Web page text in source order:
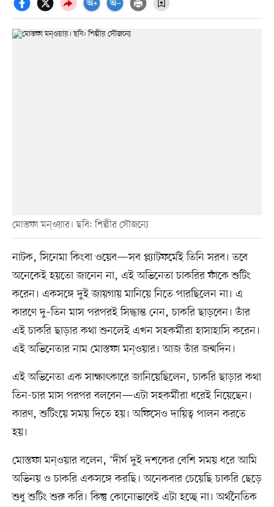
মোস্তফা মন্ওয়ার। ছবি: শিল্পীর সৌজন্যে
নাটক, সিনেমা কিংবা ওয়েব—সব প্ল্যাটফর্মেই তিনি সরব। তবে
অনেকেই হয়তো জানেন না, এই অভিনেতা চাকরির ফাঁকে শুটিং
করেন। একসঙ্গে দুই জায়গায় মানিয়ে নিতে পারছিলেন না। এ
কারণে দু–তিন মাস পরপরই সিদ্ধান্ত নেন, চাকরি ছাড়বেন। তাঁর
এই চাকরি ছাড়ার কথা শুনলেই এখন সহকর্মীরা হাসাহাসি করেন।
এই অভিনেতার নাম মোস্তফা মন্ওয়ার। আজ তাঁর জন্মদিন।
এই অভিনেতা এক সাক্ষাৎকারে জানিয়েছিলেন, চাকরি ছাড়ার কথা
তিন-চার মাস পরপর বলবেন—এটা সহকর্মীরা ধরেই নিয়েছেন।
কারণ, শুটিংয়ে সময় দিতে হয়। অফিসেও দায়িত্ব পালন করতে
হয়।
মোস্তফা মন্ওয়ার বলেন, ‘দীর্ঘ দুই দশকের বেশি সময় ধরে আমি
অভিনয় ও চাকরি একসঙ্গে করছি। অনেকবার চেয়েছি চাকরি ছেড়ে
শুধু শুটিং শুরু করি। কিন্তু কোনোভাবেই এটা হচ্ছে না। অর্থনৈতিক